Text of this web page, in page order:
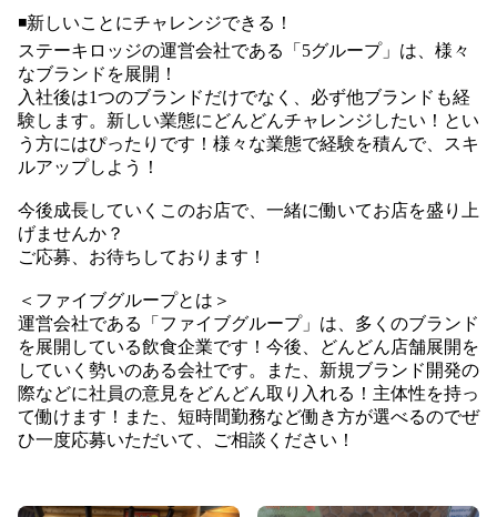
◾️新しいことにチャレンジできる！
ステーキロッジの運営会社である「5グループ」は、様々
なブランドを展開！
入社後は1つのブランドだけでなく、必ず他ブランドも経
験します。新しい業態にどんどんチャレンジしたい！とい
う方にはぴったりです！様々な業態で経験を積んで、スキ
ルアップしよう！
今後成長していくこのお店で、一緒に働いてお店を盛り上
げませんか？
ご応募、お待ちしております！
＜ファイブグループとは＞
運営会社である「ファイブグループ」は、多くのブランド
を展開している飲食企業です！今後、どんどん店舗展開を
していく勢いのある会社です。また、新規ブランド開発の
際などに社員の意見をどんどん取り入れる！主体性を持っ
て働けます！また、短時間勤務など働き方が選べるのでぜ
ひ一度応募いただいて、ご相談ください！